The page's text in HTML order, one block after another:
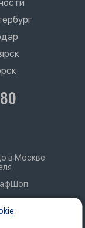
в Москве